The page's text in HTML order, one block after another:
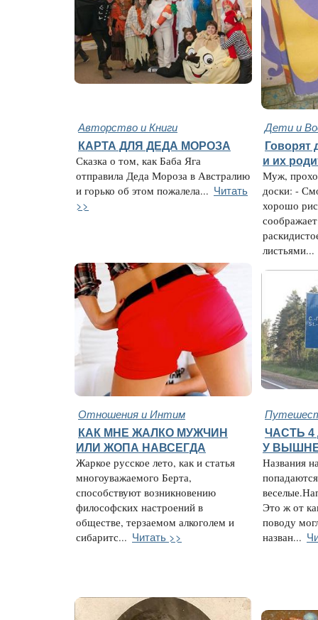
Авторство и Книги Дети и
КАРТА ДЛЯ ДЕДА МОРОЗА
Сказка о том, как Баба Яга
отправила Деда Мороза в Австралию
и горько об этом пожалела... Читать
>>
Говорят
и их
Муж,
доски: -
хорошо
листьями...
Отношения и Интим
КАК МНЕ ЖАЛКО МУЖЧИН
ИЛИ ЖОПА НАВСЕГДА
Жаркое русское лето, как и статья
многоуважаемого Берта,
способствуют возникновению
философских настроений в
обществе, терзаемом алкоголем и
сибаритс... Читать >>
ЧАСТЬ
У
Названия
Это ж от
поводу
назван...